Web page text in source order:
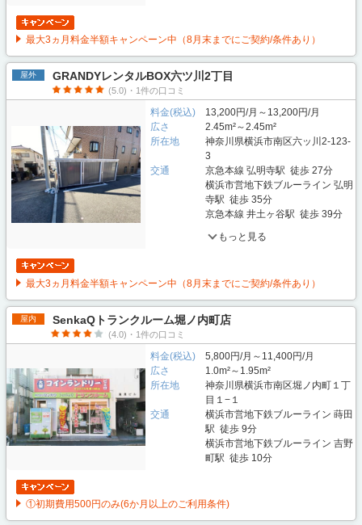
最大3ヵ月料金半額キャンペーン中（8月末までにご契約/条件あり）
屋外 GRANDYレンタルBOX六ツ川2丁目
(5.0)・1件の口コミ
料金(税込)
13,200円/月～13,200円/月
広さ
2.45m²～2.45m²
所在地
神奈川県横浜市南区六ッ川2-123-
3
交通
京急本線 弘明寺駅 徒歩 27分
横浜市営地下鉄ブルーライン 弘明
寺駅 徒歩 35分
京急本線 井土ヶ谷駅 徒歩 39分
もっと見る
最大3ヵ月料金半額キャンペーン中（8月末までにご契約/条件あり）
屋内 SenkaQトランクルーム堀ノ内町店
(4.0)・1件の口コミ
料金(税込)
5,800円/月～11,400円/月
広さ
1.0m²～1.95m²
所在地
神奈川県横浜市南区堀ノ内町１丁
目１−１
交通
横浜市営地下鉄ブルーライン 蒔田
駅 徒歩 9分
横浜市営地下鉄ブルーライン 吉野
町駅 徒歩 10分
①初期費用500円のみ(6か月以上のご利用条件)